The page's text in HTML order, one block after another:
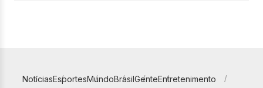
NotíciasEsportesMundoBrasilGenteEntretenimento